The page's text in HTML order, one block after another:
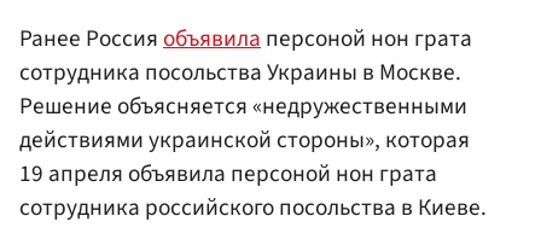
Ранее Россия объявила персоной нон грата
сотрудника посольства Украины в Москве.
Решение объясняется «недружественными
действиями украинской стороны», которая
19 апреля объявила персоной нон грата
сотрудника российского посольства в Киеве.